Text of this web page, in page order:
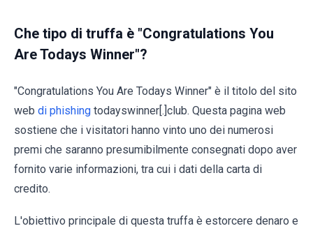
Che tipo di truffa è "Congratulations You
Are Todays Winner"?
"Congratulations You Are Todays Winner" è il titolo del sito
web di phishing todayswinner[.]club. Questa pagina web
sostiene che i visitatori hanno vinto uno dei numerosi
premi che saranno presumibilmente consegnati dopo aver
fornito varie informazioni, tra cui i dati della carta di
credito.
L'obiettivo principale di questa truffa è estorcere denaro e